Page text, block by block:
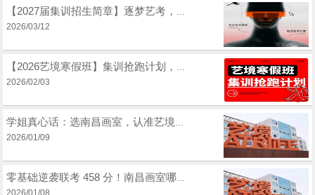
【2027届集训招生简章】逐梦艺考，绘就未来！南昌艺境画室2027届集训招募中！
2026/03/12
【2026艺境寒假班】集训抢跑计划，赢在开局！抢占时间优势！
2026/02/03
学姐真心话：选南昌画室，认准艺境的 3 个核心理由（附提分干货）
2026/01/09
零基础逆袭联考 458 分！南昌画室哪家好？我在艺境的 “破茧” 之路